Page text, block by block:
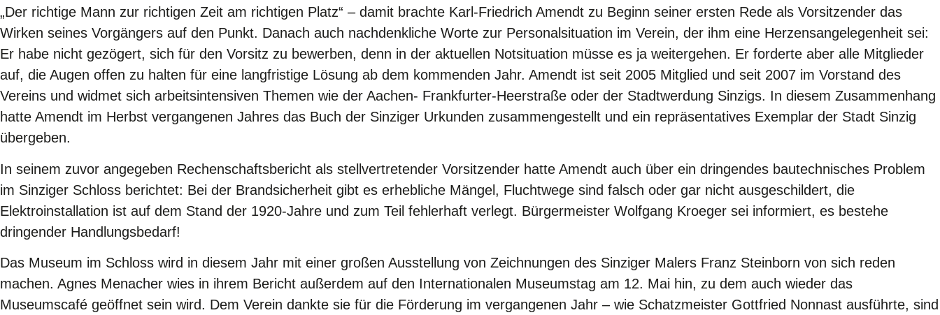
„Der richtige Mann zur richtigen Zeit am richtigen Platz“ – damit brachte Karl-Friedrich Amendt zu Beginn seiner ersten Rede als Vorsitzender das
Wirken seines Vorgängers auf den Punkt. Danach auch nachdenkliche Worte zur Personalsituation im Verein, der ihm eine Herzensangelegenheit sei:
Er habe nicht gezögert, sich für den Vorsitz zu bewerben, denn in der aktuellen Notsituation müsse es ja weitergehen. Er forderte aber alle Mitglieder
auf, die Augen offen zu halten für eine langfristige Lösung ab dem kommenden Jahr. Amendt ist seit 2005 Mitglied und seit 2007 im Vorstand des
Vereins und widmet sich arbeitsintensiven Themen wie der Aachen- Frankfurter-Heerstraße oder der Stadtwerdung Sinzigs. In diesem Zusammenhang
hatte Amendt im Herbst vergangenen Jahres das Buch der Sinziger Urkunden zusammengestellt und ein repräsentatives Exemplar der Stadt Sinzig
übergeben.
In seinem zuvor angegeben Rechenschaftsbericht als stellvertretender Vorsitzender hatte Amendt auch über ein dringendes bautechnisches Problem
im Sinziger Schloss berichtet: Bei der Brandsicherheit gibt es erhebliche Mängel, Fluchtwege sind falsch oder gar nicht ausgeschildert, die
Elektroinstallation ist auf dem Stand der 1920-Jahre und zum Teil fehlerhaft verlegt. Bürgermeister Wolfgang Kroeger sei informiert, es bestehe
dringender Handlungsbedarf!
Das Museum im Schloss wird in diesem Jahr mit einer großen Ausstellung von Zeichnungen des Sinziger Malers Franz Steinborn von sich reden
machen. Agnes Menacher wies in ihrem Bericht außerdem auf den Internationalen Museumstag am 12. Mai hin, zu dem auch wieder das
Museumscafé geöffnet sein wird. Dem Verein dankte sie für die Förderung im vergangenen Jahr – wie Schatzmeister Gottfried Nonnast ausführte, sind